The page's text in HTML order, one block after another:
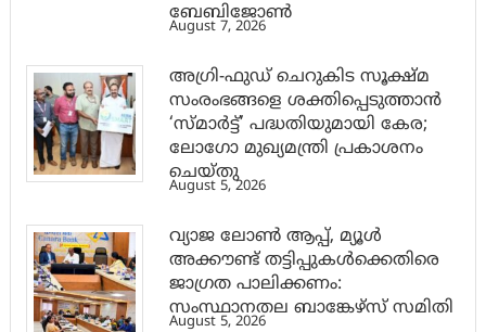
ബേബിജോണ്‍
August 7, 2026
അഗ്രി-ഫുഡ് ചെറുകിട സൂക്ഷ്മ
സംരംഭങ്ങളെ ശക്തിപ്പെടുത്താന്‍
‘സ്മാര്‍ട്ട്’ പദ്ധതിയുമായി കേര;
ലോഗോ മുഖ്യമന്ത്രി പ്രകാശനം
ചെയ്തു
August 5, 2026
വ്യാജ ലോൺ ആപ്പ്, മ്യൂൾ
അക്കൗണ്ട് തട്ടിപ്പുകൾക്കെതിരെ
ജാ​ഗ്രത പാലിക്കണം:
സംസ്ഥാനതല ബാങ്കേഴ്സ് സമിതി
August 5, 2026